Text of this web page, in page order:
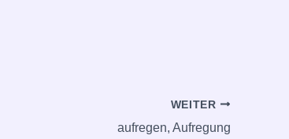
WEITER
aufregen, Aufregung